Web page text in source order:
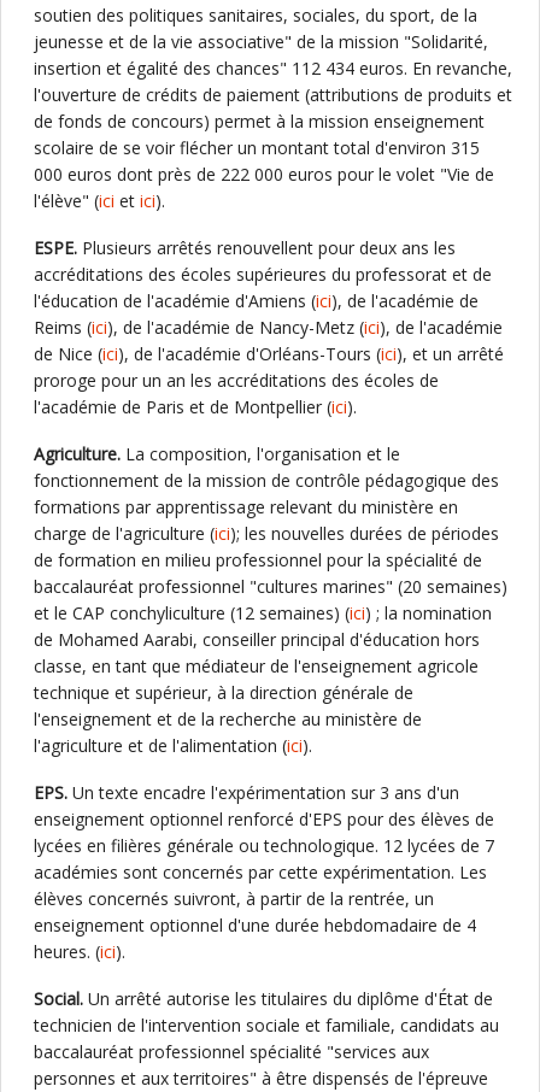
soutien des politiques sanitaires, sociales, du sport, de la
jeunesse et de la vie associative" de la mission "Solidarité,
insertion et égalité des chances" 112 434 euros. En revanche,
l'ouverture de crédits de paiement (attributions de produits et
de fonds de concours) permet à la mission enseignement
scolaire de se voir flécher un montant total d'environ 315
000 euros dont près de 222 000 euros pour le volet "Vie de
l'élève" (ici et ici).
ESPE. Plusieurs arrêtés renouvellent pour deux ans les
accréditations des écoles supérieures du professorat et de
l'éducation de l'académie d'Amiens (ici), de l'académie de
Reims (ici), de l'académie de Nancy-Metz (ici), de l'académie
de Nice (ici), de l'académie d'Orléans-Tours (ici), et un arrêté
proroge pour un an les accréditations des écoles de
l'académie de Paris et de Montpellier (ici).
Agriculture. La composition, l'organisation et le
fonctionnement de la mission de contrôle pédagogique des
formations par apprentissage relevant du ministère en
charge de l'agriculture (ici); les nouvelles durées de périodes
de formation en milieu professionnel pour la spécialité de
baccalauréat professionnel "cultures marines" (20 semaines)
et le CAP conchyliculture (12 semaines) (ici) ; la nomination
de Mohamed Aarabi, conseiller principal d'éducation hors
classe, en tant que médiateur de l'enseignement agricole
technique et supérieur, à la direction générale de
l'enseignement et de la recherche au ministère de
l'agriculture et de l'alimentation (ici).
EPS. Un texte encadre l'expérimentation sur 3 ans d'un
enseignement optionnel renforcé d'EPS pour des élèves de
lycées en filières générale ou technologique. 12 lycées de 7
académies sont concernés par cette expérimentation. Les
élèves concernés suivront, à partir de la rentrée, un
enseignement optionnel d'une durée hebdomadaire de 4
heures. (ici).
Social. Un arrêté autorise les titulaires du diplôme d'État de
technicien de l'intervention sociale et familiale, candidats au
baccalauréat professionnel spécialité "services aux
personnes et aux territoires" à être dispensés de l'épreuve